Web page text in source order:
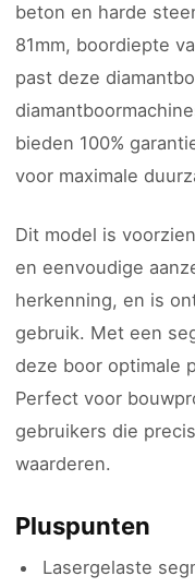
beton en harde
81mm, boordiepte
past deze
bieden 100%
voor maximale
Dit model is
en eenvoudige
herkenning, en is
gebruik. Met een
deze boor optimale
Perfect voor
gebruikers die
waarderen.
Pluspunten
Lasergelaste